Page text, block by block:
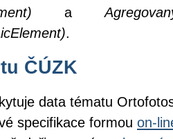
a
.
ČÚZK
data tématu
specifikace formou on-